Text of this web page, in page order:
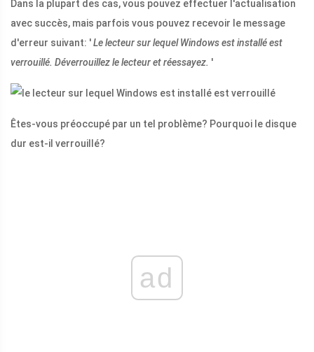
Dans la plupart des cas, vous pouvez effectuer l'actualisation
avec succès, mais parfois vous pouvez recevoir le message
d'erreur suivant: 'Le lecteur sur lequel Windows est installé est
verrouillé. Déverrouillez le lecteur et réessayez. '
Êtes-vous préoccupé par un tel problème? Pourquoi le disque
dur est-il verrouillé?
ad